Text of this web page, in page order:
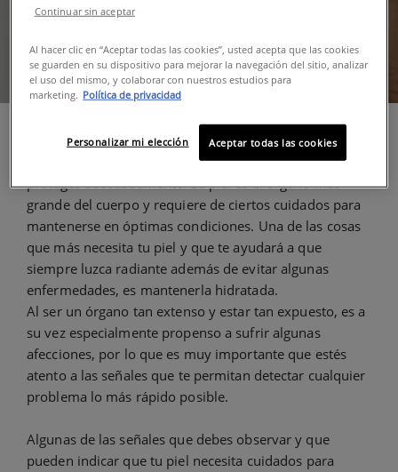
Para prevenirenfermedades de la piel,lo primero
en lo que debes poner atención, es en sí la cuidas y
proteges adecuadamente. La piel es el órgano más
grande del cuerpo y requiere de ciertos cuidados para
mantenerse en óptimas condiciones. Una de las cosas
que más necesita tu piel y que te ayudará a que
siempre luzca radiante además de evitar algunas
enfermedades, es mantenerla hidratada.
Al ser un órgano tan extenso y estar tan expuesto, es a
su vez especialmente propenso a sufrir algunas
afecciones, por lo que es muy importante que estés
atento a las señales que te permitan detectar cualquier
problema lo más rápido posible.
Algunas de las señales que debes observar y que
pueden indicar que tu piel necesita cuidados para
Al hacer clic en “Aceptar todas las cookies”, usted acepta que las cookies
se guarden en su dispositivo para mejorar la navegación del sitio, analizar
el uso del mismo, y colaborar con nuestros estudios para
marketing. Política de privacidad
Aceptar todas las cookies
Personalizar mi elección
Continuar sin aceptar